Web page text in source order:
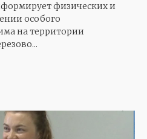
физических и
особого
на территории